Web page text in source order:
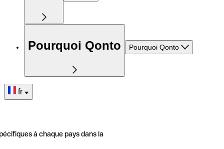
Pourquoi Qonto Pourquoi Qonto
fr
à chaque pays dans la